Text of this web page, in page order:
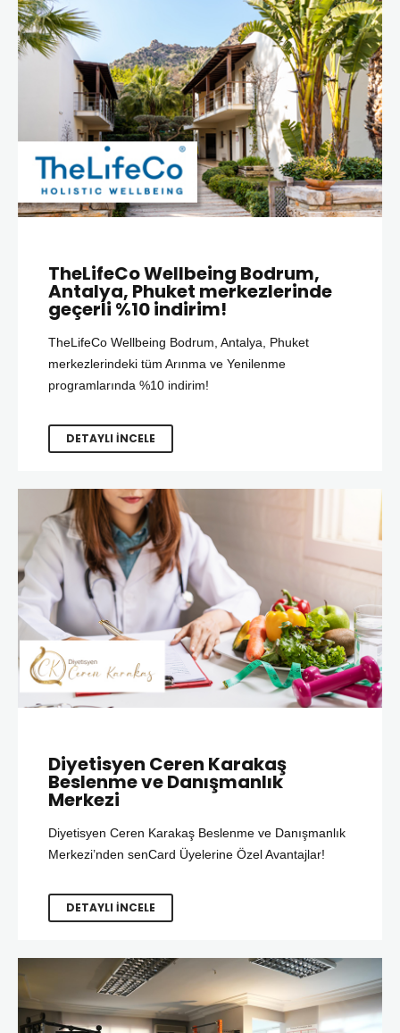
TheLifeCo Wellbeing Bodrum,
Antalya, Phuket merkezlerinde
geçerli %10 indirim!
TheLifeCo Wellbeing Bodrum, Antalya, Phuket
merkezlerindeki tüm Arınma ve Yenilenme
programlarında %10 indirim!
DETAYLI İNCELE
Diyetisyen Ceren Karakaş
Beslenme ve Danışmanlık
Merkezi
Diyetisyen Ceren Karakaş Beslenme ve Danışmanlık
Merkezi’nden senCard Üyelerine Özel Avantajlar!
DETAYLI İNCELE